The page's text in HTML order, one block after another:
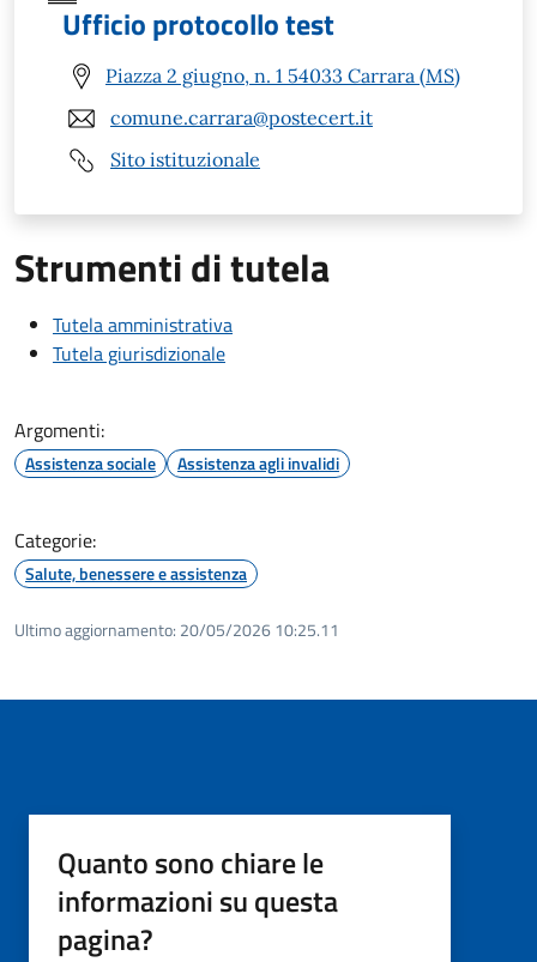
Ufficio protocollo test
Piazza 2 giugno, n. 1 54033 Carrara (MS)
comune.carrara@postecert.it
Sito istituzionale
Strumenti di tutela
Tutela amministrativa
Tutela giurisdizionale
Argomenti:
Assistenza sociale Assistenza agli invalidi
Categorie:
Salute, benessere e assistenza
Ultimo aggiornamento: 20/05/2026 10:25.11
Quanto sono chiare le
informazioni su questa
pagina?